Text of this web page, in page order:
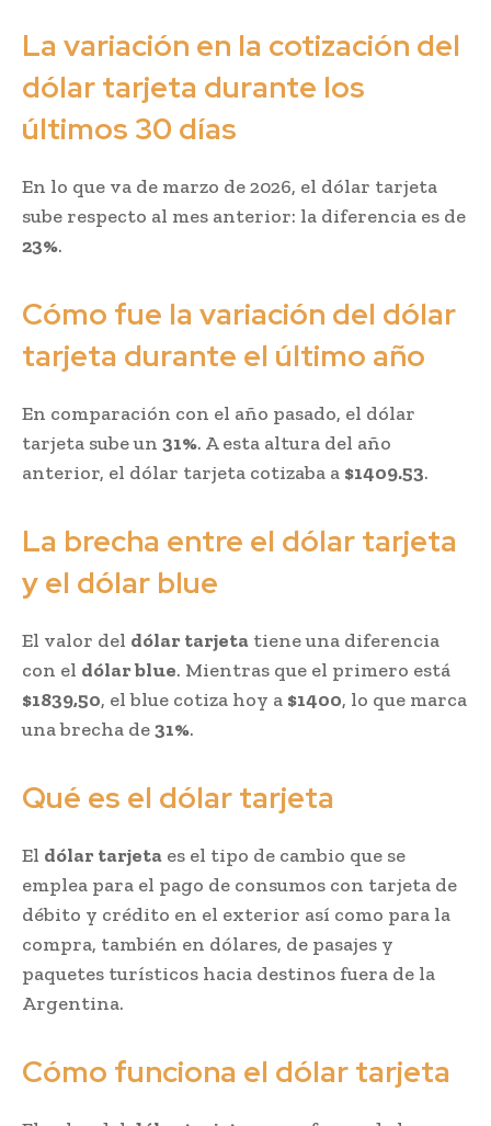
La variación en la cotización del
dólar tarjeta durante los
últimos 30 días
En lo que va de marzo de 2026, el dólar tarjeta
sube respecto al mes anterior: la diferencia es de
23%.
Cómo fue la variación del dólar
tarjeta durante el último año
En comparación con el año pasado, el dólar
tarjeta sube un 31%. A esta altura del año
anterior, el dólar tarjeta cotizaba a $1409.53.
La brecha entre el dólar tarjeta
y el dólar blue
El valor del dólar tarjeta tiene una diferencia
con el dólar blue. Mientras que el primero está
$1839,50, el blue cotiza hoy a $1400, lo que marca
una brecha de31%.
Qué es el dólar tarjeta
El dólar tarjeta es el tipo de cambio que se
emplea para el pago de consumos con tarjeta de
débito y crédito en el exterior así como para la
compra, también en dólares, de pasajes y
paquetes turísticos hacia destinos fuera de la
Argentina.
Cómo funciona el dólar tarjeta